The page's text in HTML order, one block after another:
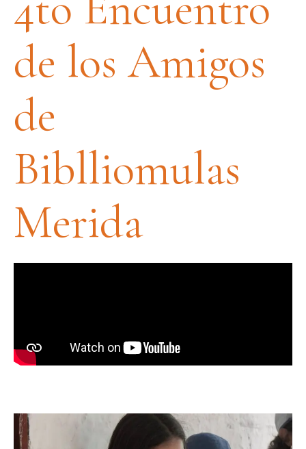
de los Amigos
de
Biblliomulas
Merida